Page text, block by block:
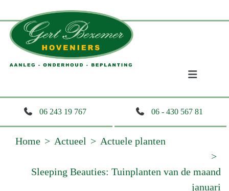
06 243 19 767 06 - 430 567 81
Home Actueel Actuele planten
Sleeping Beauties: Tuinplanten van de maand
januari